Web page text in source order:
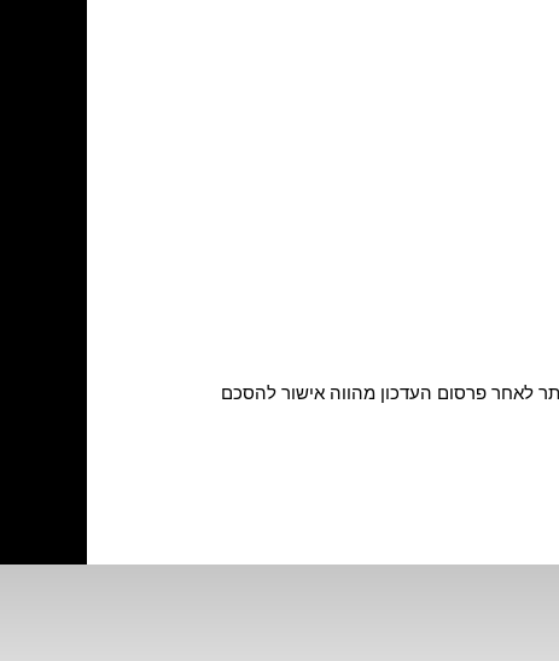
לאחר פרסום העדכון מהווה אישור להסכם